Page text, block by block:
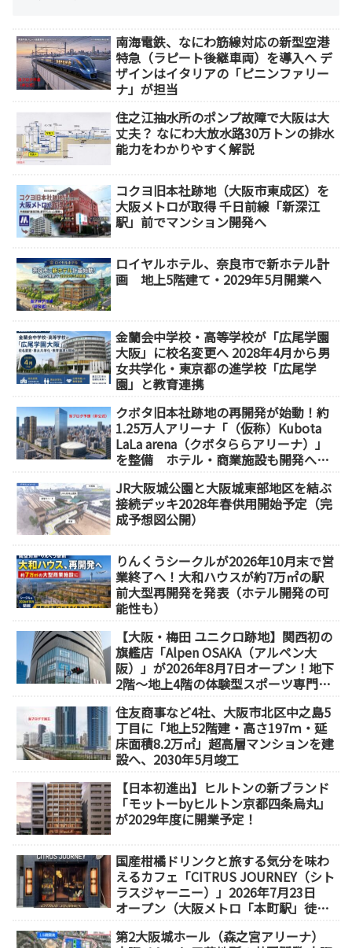
南海電鉄、なにわ筋線対応の新型空港
特急（ラピート後継車両）を導入へ デ
ザインはイタリアの「ピニンファリー
ナ」が担当
住之江抽水所のポンプ故障で大阪は大
丈夫？ なにわ大放水路30万トンの排水
能力をわかりやすく解説
コクヨ旧本社跡地（大阪市東成区）を
大阪メトロが取得 千日前線「新深江
駅」前でマンション開発へ
ロイヤルホテル、奈良市で新ホテル計
画 地上5階建て・2029年5月開業へ
金蘭会中学校・高等学校が「広尾学園
大阪」に校名変更へ 2028年4月から男
女共学化・東京都の進学校「広尾学
園」と教育連携
クボタ旧本社跡地の再開発が始動！約
1.25万人アリーナ「（仮称）Kubota
LaLa arena（クボタららアリーナ）」
を整備 ホテル・商業施設も開発へ
JR大阪城公園と大阪城東部地区を結ぶ
接続デッキ2028年春供用開始予定（完
成予想図公開）
りんくうシークルが2026年10月末で営
業終了へ！大和ハウスが約7万㎡の駅
前大型再開発を発表（ホテル開発の可
能性も）
【大阪・梅田 ユニクロ跡地】関西初の
旗艦店「Alpen OSAKA（アルペン大
阪）」が2026年8月7日オープン！地下
2階～地上4階の体験型スポーツ専門店
住友商事など4社、大阪市北区中之島5
丁目に「地上52階建・高さ197ｍ・延
床面積8.2万㎡」超高層マンションを建
設へ、2030年5月竣工
【日本初進出】ヒルトンの新ブランド
「モットーbyヒルトン京都四条烏丸」
が2029年度に開業予定！
国産柑橘ドリンクと旅する気分を味わ
えるカフェ「CITRUS JOURNEY（シト
ラスジャーニー）」2026年7月23日
オープン（大阪メトロ「本町駅」徒歩
第2大阪城ホール（森之宮アリーナ）